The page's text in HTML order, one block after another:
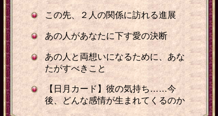
この先、２人の関係に訪れる進展
あの人があなたに下す愛の決断
あの人と両想いになるために、あな
たがすべきこと
【日月カード】彼の気持ち……今
後、どんな感情が生まれてくるのか